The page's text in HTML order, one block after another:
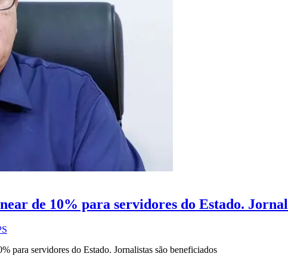
de 10% para servidores do Estado.
para servidores do Estado. Jornalistas são beneficiados